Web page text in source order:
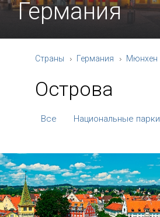
Германия
Страны Германия Мюнхен
Острова
Все Национальные парки